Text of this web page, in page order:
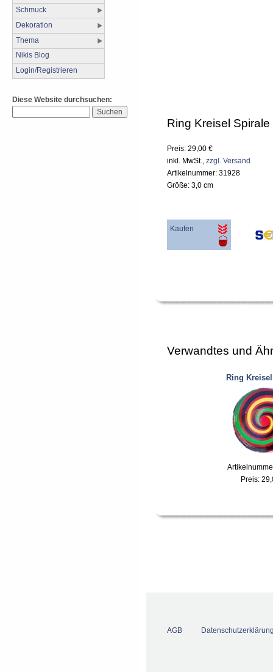
Schmuck
Dekoration
Thema
Nikis Blog
Login/Registrieren
Diese Website durchsuchen:
Ring Kreisel Spirale
Preis: 29,00 €
inkl. MwSt., zzgl. Versand
Artikelnummer: 31928
Größe: 3,0 cm
Kaufen
Verwandtes und
Ring
Preis:
AGB